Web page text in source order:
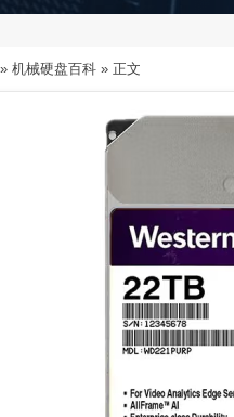
» 机械硬盘百科 » 正文